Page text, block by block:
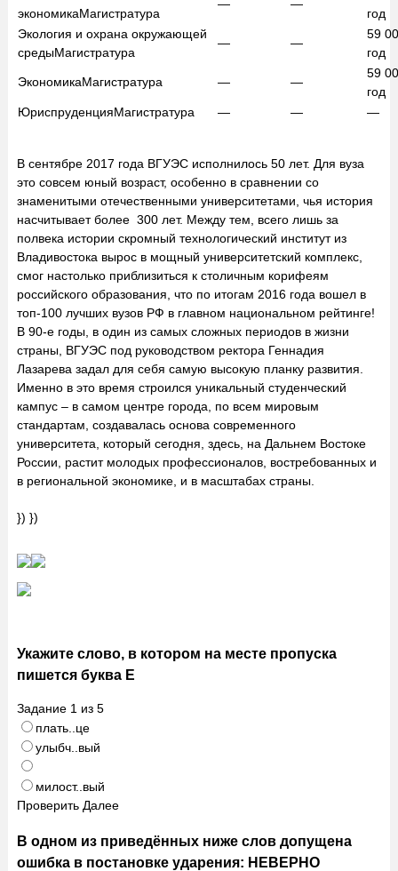
экономикаМагистратура
— —
год
Экология и охрана окружающей
средыМагистратура
— —
59
год
ЭкономикаМагистратура — —
59
год
ЮриспруденцияМагистратура — — —
В сентябре 2017 года ВГУЭС исполнилось 50 лет. Для вуза
это совсем юный возраст, особенно в сравнении со
знаменитыми отечественными университетами, чья история
насчитывает более 300 лет. Между тем, всего лишь за
полвека истории скромный технологический институт из
Владивостока вырос в мощный университетский комплекс,
смог настолько приблизиться к столичным корифеям
российского образования, что по итогам 2016 года вошел в
топ-100 лучших вузов РФ в главном национальном рейтинге!
В 90-е годы, в один из самых сложных периодов в жизни
страны, ВГУЭС под руководством ректора Геннадия
Лазарева задал для себя самую высокую планку развития.
Именно в это время строился уникальный студенческий
кампус – в самом центре города, по всем мировым
стандартам, создавалась основа современного
университета, который сегодня, здесь, на Дальнем Востоке
России, растит молодых профессионалов, востребованных и
в региональной экономике, и в масштабах страны.
}) })
Укажите слово, в котором на месте пропуска
пишется буква Е
Задание 1из 5
плать..це
улыбч..вый
милост..вый
Проверить Далее
В одном из приведённых ниже слов допущена
ошибка в постановке ударения: НЕВЕРНО